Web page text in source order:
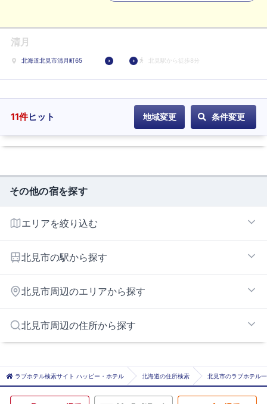
清月
北海道北見市清月町65 北見駅から徒歩8分
11件ヒット 地域変更 条件変更
その他の宿を探す
エリアを絞り込む
北見市の駅から探す
北見市周辺のエリアから探す
北見市周辺の住所から探す
ラブホテル検索サイト ハッピー・ホテル 北海道の住所検索 北見市のラブホテル